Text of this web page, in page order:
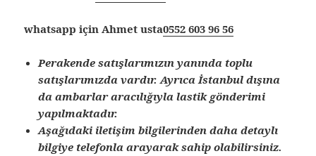
whatsapp için Ahmet usta0552 603 96 56
Perakende satışlarımızın yanında toplu
satışlarımızda vardır. Ayrıca İstanbul dışına
da ambarlar aracılığıyla lastik gönderimi
yapılmaktadır.
Aşağıdaki iletişim bilgilerinden daha detaylı
bilgiye telefonla arayarak sahip olabilirsiniz.